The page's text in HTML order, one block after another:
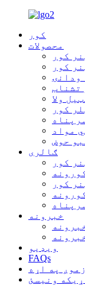
کور
محصولات
کور
کور
ودانۍ
تشناب
ولا
کور
مواد
حوض
ګالری
کور
کور
خبرونه
ویډیو
FAQs
زموږ په اړه
ونیسئ